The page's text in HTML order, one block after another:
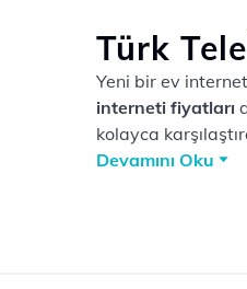
Online’a
Kampanyası
Online'da 12
Türk
Yeni bir ev
interneti fiyatları
kolayca